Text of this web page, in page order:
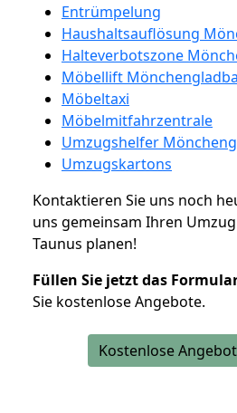
Entrümpelung
Haushaltsauflösung
Halteverbotszone
Möbellift
Möbeltaxi
Möbelmitfahrzentrale
Umzugshelfer
Umzugskartons
Kontaktieren Sie uns noch
uns gemeinsam Ihren
Taunus planen!
Füllen Sie jetzt das
Sie kostenlose Angebote.
Kostenlose